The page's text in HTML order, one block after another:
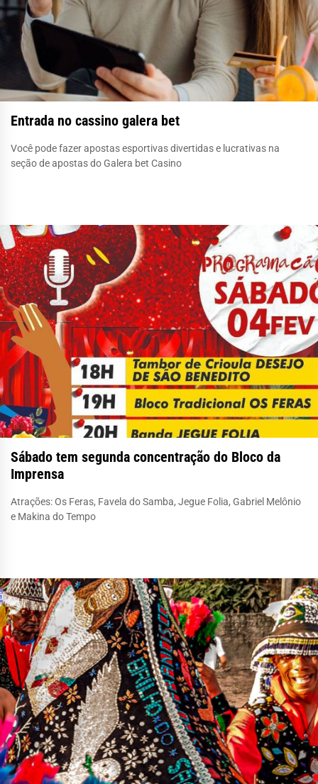
Entrada no cassino galera bet
Você pode fazer apostas esportivas divertidas e lucrativas na
seção de apostas do Galera bet Casino
Sábado tem segunda concentração do Bloco da
Imprensa
Atrações: Os Feras, Favela do Samba, Jegue Folia, Gabriel Melônio
e Makina do Tempo